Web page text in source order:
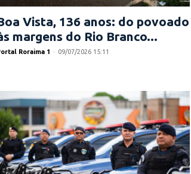
Vista, 136 anos: do povoado
margens do Rio Branco...
Roraima 1 - 09/07/2026 15:11